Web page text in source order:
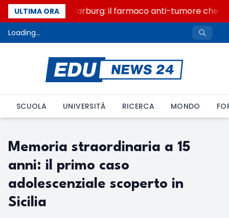
ULTIMA ORA
Un secolo di Warburg: il farmaco anti-tumore che
Loading...
SCUOLA UNIVERSITÀ RICERCA MONDO
Memoria straordinaria a 15
anni: il primo caso
adolescenziale scoperto in
Sicilia